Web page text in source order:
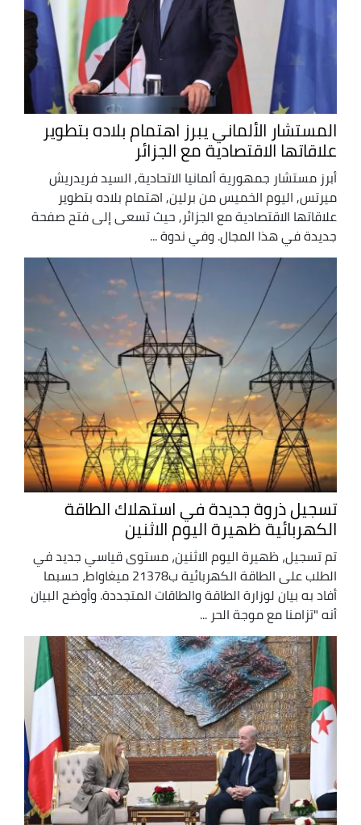
المستشار الألماني يبرز اهتمام بلاده بتطوير
علاقاتها الاقتصادية مع الجزائر
أبرز مستشار جمهورية ألمانيا الاتحادية, السيد فريدريش
ميرتس, اليوم الخميس من برلين, اهتمام بلاده بتطوير
علاقاتها الاقتصادية مع الجزائر, حيث تسعى إلى فتح صفحة
جديدة في هذا المجال. وفي ندوة ...
تسجيل ذروة جديدة في استهلاك الطاقة
الكهربائية ظهيرة اليوم الاثنين
تم تسجيل، ظهيرة اليوم الاثنين، مستوى قياسي جديد في
الطلب على الطاقة الكهربائية ب21378 ميغاواط، حسبما
أفاد به بيان لوزارة الطاقة والطاقات المتجددة. وأوضح البيان
أنه "تزامنا مع موجة الحر ...